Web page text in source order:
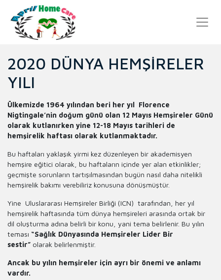
2020 DÜNYA HEMŞİRELER
YILI
Ülkemizde 1964 yılından beri her yıl Florence
Nigtingale’nin doğum günü olan 12 Mayıs Hemşireler Günü
olarak kutlanırken yine 12-18 Mayıs tarihleri de
hemşirelik haftası olarak kutlanmaktadır.
Bu haftaları yaklaşık yirmi kez düzenleyen bir akademisyen
hemşire eğitici olarak, bu haftaların içinde yer alan etkinlikler;
geçmişte sorunların tartışılmasından bugün nasıl daha nitelikli
hemşirelik bakımı verebiliriz konusuna dönüşmüştür.
Yine Uluslararası Hemşireler Birliği (ICN) tarafından, her yıl
hemşirelik haftasında tüm dünya hemşireleri arasında ortak bir
dil oluşturma adına belirli bir konu, yani tema belirlenir. Bu yılın
teması “Sağlık Dünyasında Hemşireler Lider Bir
sestir” olarak belirlenmiştir.
Ancak bu yılın hemşireler için ayrı bir önemi ve anlamı
vardır.